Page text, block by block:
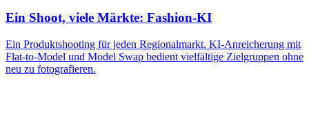
Ein Shoot, viele Märkte: Fashion-KI
Ein Produktshooting für jeden Regionalmarkt. KI-Anreicherung mit
Flat-to-Model und Model Swap bedient vielfältige Zielgruppen ohne
neu zu fotografieren.